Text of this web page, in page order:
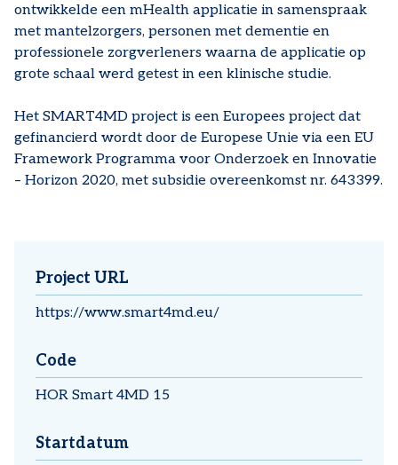
ontwikkelde een mHealth applicatie in samenspraak
met mantelzorgers, personen met dementie en
professionele zorgverleners waarna de applicatie op
grote schaal werd getest in een klinische studie.
Het SMART4MD project is een Europees project dat
gefinancierd wordt door de Europese Unie via een EU
Framework Programma voor Onderzoek en Innovatie
– Horizon 2020, met subsidie overeenkomst nr. 643399.
Project URL
https://www.smart4md.eu/
Code
HOR Smart 4MD 15
Startdatum